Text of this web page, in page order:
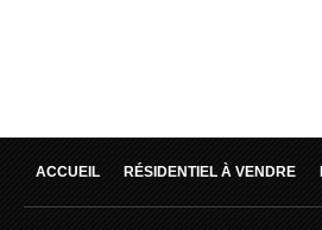
ACCUEIL RÉSIDENTIEL À VENDRE